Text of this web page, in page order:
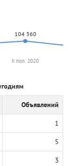
104 360
II пол. 2020
Объявлений
1
5
3